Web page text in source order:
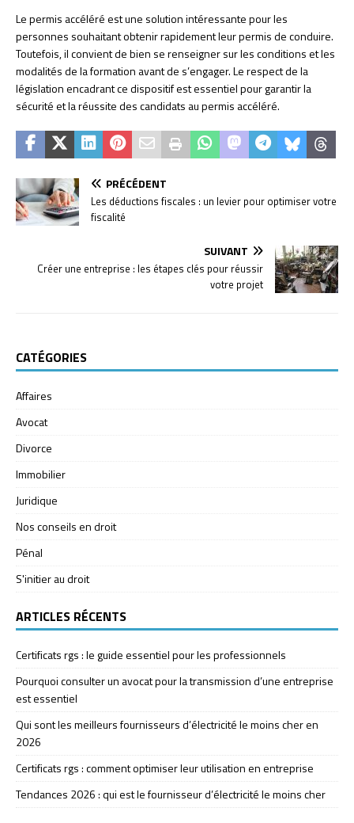
Le permis accéléré est une solution intéressante pour les
personnes souhaitant obtenir rapidement leur permis de conduire.
Toutefois, il convient de bien se renseigner sur les conditions et les
modalités de la formation avant de s’engager. Le respect de la
législation encadrant ce dispositif est essentiel pour garantir la
sécurité et la réussite des candidats au permis accéléré.
PRÉCÉDENT
Les déductions fiscales : un levier pour optimiser votre
fiscalité
SUIVANT
Créer une entreprise : les étapes clés pour réussir
votre projet
CATÉGORIES
Affaires
Avocat
Divorce
Immobilier
Juridique
Nos conseils en droit
Pénal
S'initier au droit
ARTICLES RÉCENTS
Certificats rgs : le guide essentiel pour les professionnels
Pourquoi consulter un avocat pour la transmission d’une entreprise
est essentiel
Qui sont les meilleurs fournisseurs d’électricité le moins cher en
2026
Certificats rgs : comment optimiser leur utilisation en entreprise
Tendances 2026 : qui est le fournisseur d’électricité le moins cher